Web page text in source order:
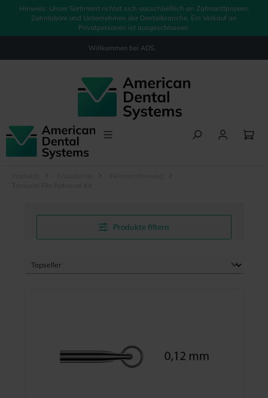
springen
Hinweis: Unser Sortiment richtet sich ausschließlich an Zahnarztpraxen,
Zahnlabore und Unternehmen der Dentalbranche. Ein Verkauf an
Privatpersonen ist ausgeschlossen.
Willkommen bei ADS.
Produkte filtern